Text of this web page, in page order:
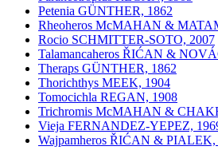
Petenia GÜNTHER, 1862
Rheoheros McMAHAN &
Rocio SCHMITTER-SOTO, 2007
Talamancaheros ŘIĆAN &
Theraps GÜNTHER, 1862
Thorichthys MEEK, 1904
Tomocichla REGAN, 1908
Trichromis McMAHAN &
Vieja FERNANDEZ-YEPEZ,
Wajpamheros ŘIĆAN & PIALEK,